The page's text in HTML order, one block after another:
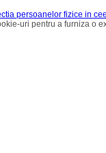
persoanelor fizice in
uri pentru a furniza o